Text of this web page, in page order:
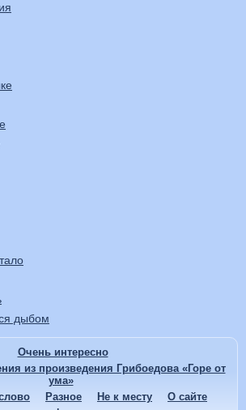
дыбом
Очень интересно
из произведения Грибоедова «Горе от
ума»
Разное Не к месту
О сайте